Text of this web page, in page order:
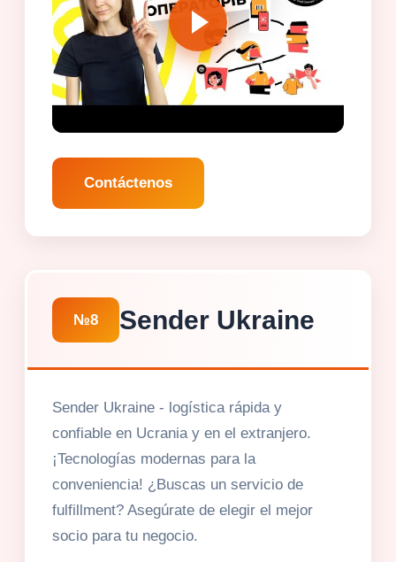
Contáctenos
№8 Sender Ukraine
Sender Ukraine - logística rápida y
confiable en Ucrania y en el extranjero.
¡Tecnologías modernas para la
conveniencia! ¿Buscas un servicio de
fulfillment? Asegúrate de elegir el mejor
socio para tu negocio.